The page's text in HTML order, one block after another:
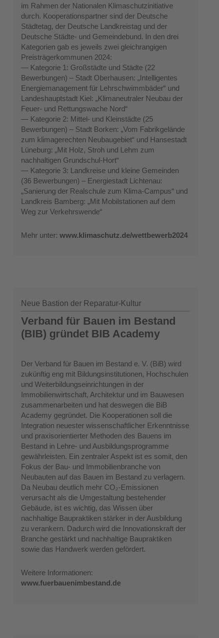
im Rahmen der Nationalen Klimaschutzinitiative
durch. Kooperationspartner sind der Deutsche
Städtetag, der Deutsche Landkreistag und der
Deutsche Städte- und Gemeindebund. In den drei
Kategorien gab es jeweils zwei gleichrangigen
Preisträgerkommunen 2024:
— Kategorie 1: Großstädte und Städte (22
Bewerbungen) – Stadt Oberhausen: „Intelligentes
Energiemanagement für Lehrschwimmbäder“ und
Landeshauptstadt Kiel: „Klimaneutraler Neubau der
Feuer- und Rettungswache Nord“
— Kategorie 2: Mittel- und Kleinstädte (25
Bewerbungen) – Stadt Borken: „Vom Fabrikgelände
zum klimagerechten Neubaugebiet“ und Hansestadt
Lüneburg: „Mit Holz, Stroh und Lehm zum
nachhaltigen Grundschul-Hort“
— Kategorie 3: Landkreise und kleine Gemeinden
(36 Bewerbungen) – Energiestadt Lichtenau:
„Sanierung der Realschule zum Klima-Campus“ und
Landkreis Bamberg: „Mit Mobilstationen auf dem
Weg zur Verkehrswende“
Mehr unter:www.klimaschutz.de/wettbewerb2024
Neue Bastion der Reparatur-Kultur
Verband für Bauen im Bestand
(BIB) gründet BIB Academy
Der Verband für Bauen im Bestand e. V. (BiB) wird
zukünftig eng mit Bildungsinstitutionen, Hochschulen
und Weiterbildungseinrichtungen in der
Immobilienwirtschaft, Architektur und im Bauwesen
zusammenarbeiten und hat deswegen die BiB
Academy gegründet. Die Kooperationen soll die
Integration neuester wissenschaftlicher Erkenntnisse
und praxisorientierter Methoden des Bauens im
Bestand in Lehre- und Ausbildungsprogramme
gewährleisten. Ein zentraler Aspekt ist es somit, den
Fokus der Bau- und Immobilienbranche von
Neubauten auf das Bauen im Bestand zu verlagern.
Da Neubau deutlich mehr CO₂-Emissionen
verursacht als die Umgestaltung bestehender
Gebäude, ist es wichtig, das Wissen über
nachhaltige Baupraktiken stärker in der Ausbildung
zu verankern. Dadurch wird die Innovationskraft der
Branche gestärkt und nachhaltige Baupraktiken
sowie das Handwerk werden gefördert.
Weitere Informationen:
www.fuerbauenimbestand.de